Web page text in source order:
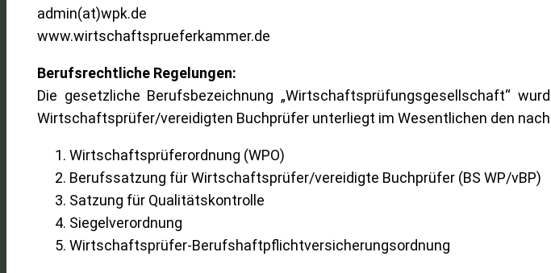
admin(at)wpk.de
www.wirtschaftsprueferkammer.de
Berufsrechtliche Regelungen:
Die gesetzliche Berufsbezeichnung „Wirtschaftsprüfungsgesellschaft“
Wirtschaftsprüfer/vereidigten Buchprüfer unterliegt im Wesentlichen den
Wirtschaftsprüferordnung (WPO)
Berufssatzung für Wirtschaftsprüfer/vereidigte Buchprüfer (BS WP/vBP)
Satzung für Qualitätskontrolle
Siegelverordnung
Wirtschaftsprüfer-Berufshaftpflichtversicherungsordnung